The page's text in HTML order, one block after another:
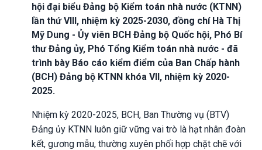
hội đại biểu Đảng bộ Kiểm toán nhà nước (KTNN)
lần thứ VIII, nhiệm kỳ 2025-2030, đồng chí Hà Thị
Mỹ Dung - Ủy viên BCH Đảng bộ Quốc hội, Phó Bí
thư Đảng ủy, Phó Tổng Kiểm toán nhà nước - đã
trình bày Báo cáo kiểm điểm của Ban Chấp hành
(BCH) Đảng bộ KTNN khóa VII, nhiệm kỳ 2020-
2025.
Nhiệm kỳ 2020-2025, BCH, Ban Thường vụ (BTV)
Đảng ủy KTNN luôn giữ vững vai trò là hạt nhân đoàn
kết, gương mẫu, thường xuyên phối hợp chặt chẽ với